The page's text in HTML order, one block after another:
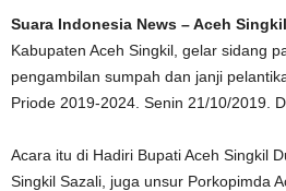
Suara Indonesia News – Aceh
Kabupaten Aceh Singkil, gelar sidang
pengambilan sumpah dan janji
Priode 2019-2024. Senin 21/10/2019.
Acara itu di Hadiri Bupati Aceh Singkil
Singkil Sazali, juga unsur Porkopimda